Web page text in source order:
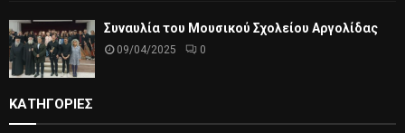
Συναυλία του Μουσικού Σχολείου Αργολίδας
09/04/2025 0
ΚΑΤΗΓΟΡΙΕΣ